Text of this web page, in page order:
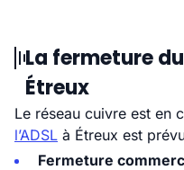
La fermeture
Étreux
Le réseau cuivre est en
l’ADSL à Étreux est
Fermeture